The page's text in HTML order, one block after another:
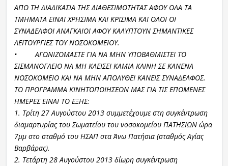
ΑΠΟ ΤΗ ΔΙΑΔΙΚΑΣΙΑ ΤΗΣ ΔΙΑΘΕΣΙΜΟΤΗΤΑΣ ΑΦΟΥ ΟΛΑ ΤΑ
ΤΜΗΜΑΤΑ ΕΙΝΑΙ ΧΡΗΣΙΜΑ ΚΑΙ ΚΡΙΣΙΜΑ ΚΑΙ ΟΛΟΙ ΟΙ
ΣΥΝΑΔΕΛΦΟΙ ΑΝΑΓΚΑΙΟΙ ΑΦΟΥ ΚΑΛΥΠΤΟΥΝ ΣΗΜΑΝΤΙΚΕΣ
ΛΕΙΤΟΥΡΓΙΕΣ ΤΟΥ ΝΟΣΟΚΟΜΕΙΟΥ.
• ΑΓΩΝΙΖΟΜΑΣΤΕ ΓΙΑ ΝΑ ΜΗΝ ΥΠΟΒΑΘΜΙΣΤΕΙ ΤΟ
ΣΙΣΜΑΝΟΓΛΕΙΟ ΝΑ ΜΗ ΚΛΕΙΣΕΙ ΚΑΜΙΑ ΚΛΙΝΗ ΣΕ ΚΑΝΕΝΑ
ΝΟΣΟΚΟΜΕΙΟ ΚΑΙ ΝΑ ΜΗΝ ΑΠΟΛΥΘΕΙ ΚΑΝΕΙΣ ΣΥΝΑΔΕΛΦΟΣ.
ΤΟ ΠΡΟΓΡΑΜΜΑ ΚΙΝΗΤΟΠΟΙΗΣΕΩΝ ΜΑΣ ΓΙΑ ΤΙΣ ΕΠΟΜΕΝΕΣ
ΗΜΕΡΕΣ ΕΙΝΑΙ ΤΟ ΕΞΗΣ:
1. Τρίτη 27 Αυγούστου 2013 συμμετέχουμε στη συγκέντρωση
διαμαρτυρίας του Σωματείου του νοσοκομείου ΠΑΤΗΣΙΩΝ ώρα
7μμ στο σταθμό του ΗΣΑΠ στα Άνω Πατήσια (σταθμός Αγίας
Βαρβάρας).
2. Τετάρτη 28 Αυγούστου 2013 δίωρη συγκέντρωση